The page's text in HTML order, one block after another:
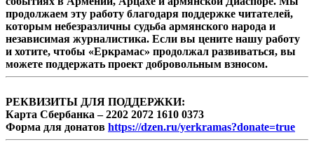
продолжаем эту работу благодаря поддержке читателей,
которым небезразличны судьба армянского народа и
независимая журналистика. Если вы цените нашу работу
и хотите, чтобы «Еркрамас» продолжал развиваться, вы
можете поддержать проект добровольным взносом.
РЕКВИЗИТЫ ДЛЯ ПОДДЕРЖКИ:
Карта Сбербанка – 2202 2072 1610 0373
Форма для донатов https://dzen.ru/yerkramas?donate=true